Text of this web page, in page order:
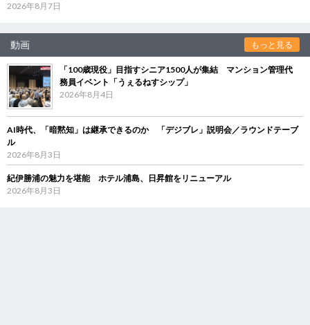
2026年8月7日
動画 もっと見る
「100歳現役」目指すシニア1500人が集結 マンション管理代
務員イベント「うぇるねすシップ」
2026年8月4日
AI時代、「暗黙知」は継承できるのか 「デジブレ」説明会／ラウンドテーブ
ル
2026年8月3日
紀伊勝浦の魅力を堪能 ホテル浦島、日昇館をリニューアル
2026年8月3日